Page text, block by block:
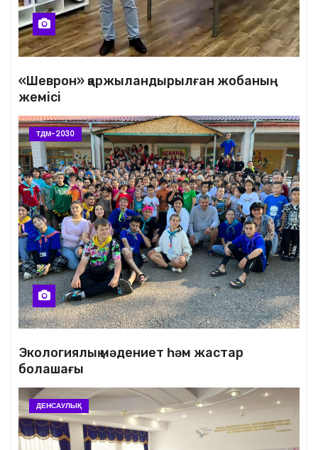
«Шеврон» қаржыландырылған жобаның
жемісі
ТДМ-2030
Экологиялық мәдениет һәм жастар
болашағы
ДЕНСАУЛЫҚ